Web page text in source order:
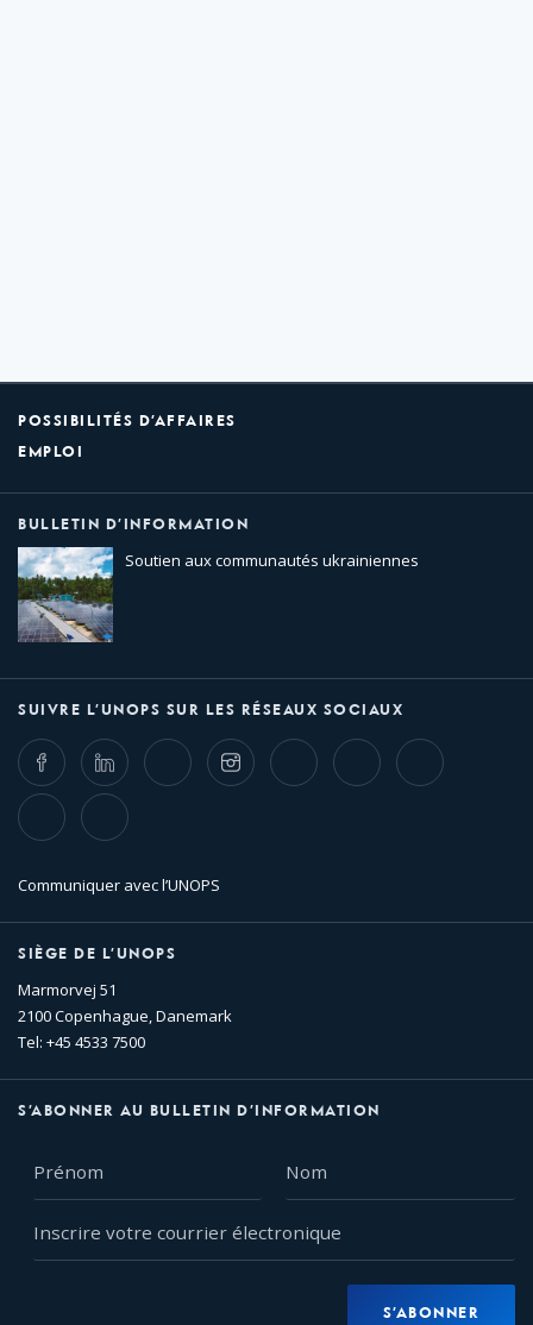
POSSIBILITÉS D’AFFAIRES
EMPLOI
BULLETIN D’INFORMATION
Soutien aux communautés ukrainiennes
SUIVRE L’UNOPS SUR LES RÉSEAUX SOCIAUX
FacebookLinkedIn Twitter InstagramWhatsappBluesky Threads
TikTok Flickr
Communiquer avec l’UNOPS
SIÈGE DE L’UNOPS
Marmorvej 51
2100 Copenhague, Danemark
Tel: +45 4533 7500
S’ABONNER AU BULLETIN D’INFORMATION
votre
S’ABONNER